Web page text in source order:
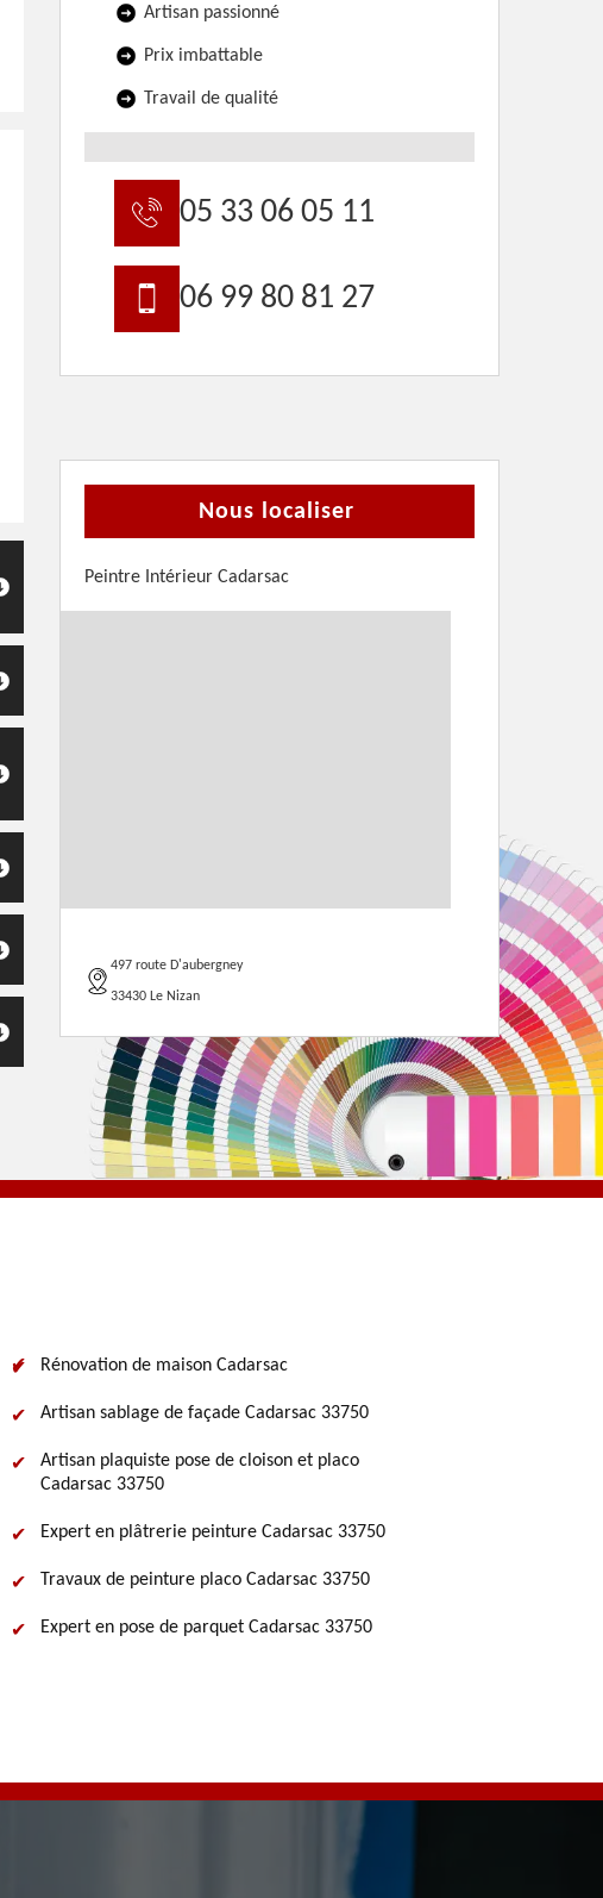
Artisan passionné
Prix imbattable
Travail de qualité
05 33 06 05 11
06 99 80 81 27
Nous localiser
Peintre Intérieur Cadarsac
497 route D'aubergney
33430 Le Nizan
Rénovation de maison Cadarsac
Artisan sablage de façade Cadarsac 33750
Artisan plaquiste pose de cloison et placo
Cadarsac 33750
Expert en plâtrerie peinture Cadarsac 33750
Travaux de peinture placo Cadarsac 33750
Expert en pose de parquet Cadarsac 33750